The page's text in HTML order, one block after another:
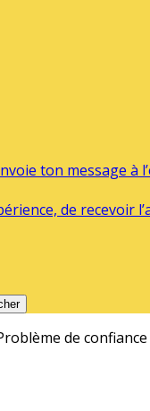
ton message à
de recevoir
de confiance